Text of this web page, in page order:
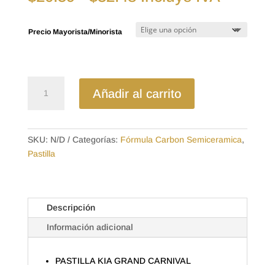
precios:
desde
$32.48
Precio Mayorista/Minorista
SEMICERAMICA
KIA
GRAND
Añadir al carrito
SKU: N/D Categorías: Fórmula Carbon Semiceramica,
Pastilla
Descripción
Información adicional
PASTILLA KIA GRAND CARNIVAL